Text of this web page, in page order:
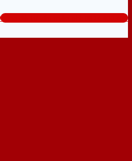
Tổng đài tư vấn miễn phí: 0824.400.400